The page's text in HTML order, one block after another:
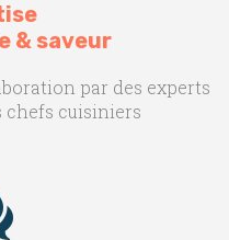
& saveur
par des experts
chefs cuisiniers